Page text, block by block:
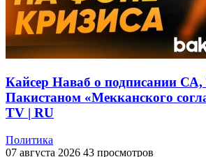
Кайсер Наваб о подписании
Пакистаном «Мекканского
TV | RU
Политика
07 августа 2026 43 просмотров